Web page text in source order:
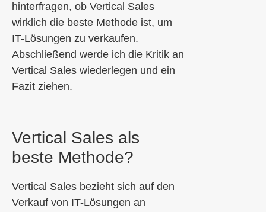
hinterfragen, ob Vertical Sales
wirklich die beste Methode ist, um
IT-Lösungen zu verkaufen.
Abschließend werde ich die Kritik an
Vertical Sales wiederlegen und ein
Fazit ziehen.
Vertical Sales als
beste Methode?
Vertical Sales bezieht sich auf den
Verkauf von IT-Lösungen an